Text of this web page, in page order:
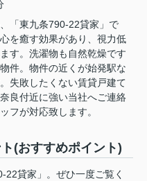
「東九条790-22貸家」で
を癒す効果があり、視力低
す。洗濯物も自然乾燥です
件。物件の近くが始発駅な
失敗したくない賃貸戸建て
良付近に強い当社へご連絡
フが対応致します。
(おすすめポイント)
22貸家」。ぜひ一度ご覧く